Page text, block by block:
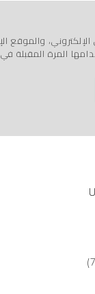
والموقع
المرة المقبلة